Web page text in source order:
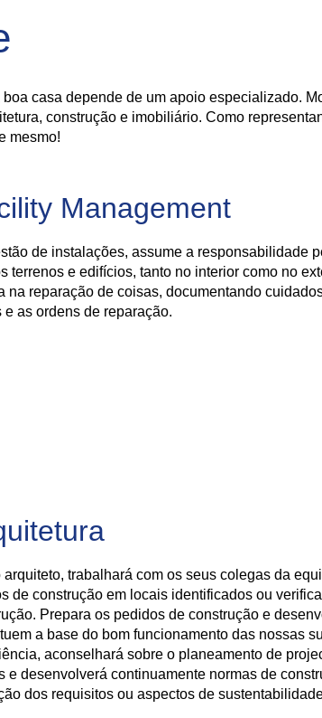
casa depende de um apoio especializado.
construção e imobiliário. Como
mesmo!
Management
de instalações, assume a responsabilidade
terrenos e edifícios, tanto no interior como no
na reparação de coisas, documentando
e as ordens de reparação.
arquiteto, trabalhará com os seus colegas da
de construção em locais identificados ou
Prepara os pedidos de construção e
a base do bom funcionamento das nossas
aconselhará sobre o planeamento de
e desenvolverá continuamente normas de
dos requisitos ou aspectos de